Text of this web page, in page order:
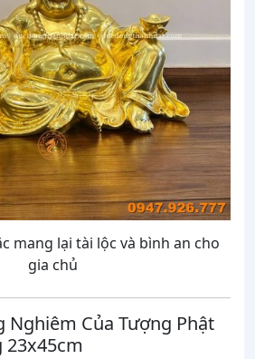
mang lại tài lộc và bình an cho
gia chủ
Nghiêm Của Tượng Phật
23x45cm